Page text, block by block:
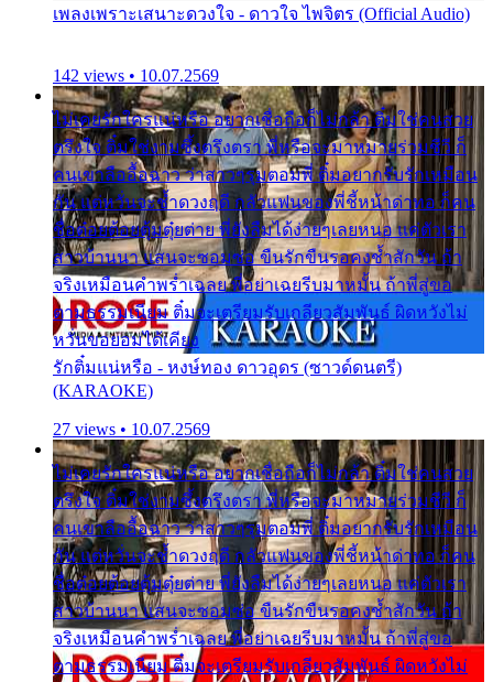
เพลงเพราะเสนาะดวงใจ - ดาวใจ ไพจิตร (Official Audio)
142 views • 10.07.2569
ไม่เคยรักใครแน่หรือ อยากเชื่อถือก็ไม่กล้า ติ๋มใช่คนสวย
ตรึงใจ ติ๋มใช่งามซึ้งตรึงตรา พี่หรือจะมาหมายร่วมชีวี ก็
คนเขาลืออื้อฉาว ว่าสาวๆรุมตอมพี่ ติ๋มอยากรับรักเหมือน
กัน แต่หวั่นจะช้ำดวงฤดี กลัวแฟนของพี่ชี้หน้าด่าทอ ก็คน
ชื่อต๋อยต้อยตุ้มตุ๋ยต่าย พี่ยังลืมได้ง่ายๆเลยหนอ แค่ตัวเรา
สาวบ้านนา แสนจะซอมซ่อ ขืนรักขืนรอคงช้ำสักวัน ถ้า
จริงเหมือนคำพร่ำเฉลย พี่อย่าเฉยรีบมาหมั้น ถ้าพี่สู่ขอ
ตามธรรมเนียม ติ๋มจะเตรียมรับเกลียวสัมพันธ์ ผิดหวังไม่
หวั่นขอยอมได้เคียง
รักติ๋มแน่หรือ - หงษ์ทอง ดาวอุดร (ซาวด์ดนตรี)
(KARAOKE)
27 views • 10.07.2569
ไม่เคยรักใครแน่หรือ อยากเชื่อถือก็ไม่กล้า ติ๋มใช่คนสวย
ตรึงใจ ติ๋มใช่งามซึ้งตรึงตรา พี่หรือจะมาหมายร่วมชีวี ก็
คนเขาลืออื้อฉาว ว่าสาวๆรุมตอมพี่ ติ๋มอยากรับรักเหมือน
กัน แต่หวั่นจะช้ำดวงฤดี กลัวแฟนของพี่ชี้หน้าด่าทอ ก็คน
ชื่อต๋อยต้อยตุ้มตุ๋ยต่าย พี่ยังลืมได้ง่ายๆเลยหนอ แค่ตัวเรา
สาวบ้านนา แสนจะซอมซ่อ ขืนรักขืนรอคงช้ำสักวัน ถ้า
จริงเหมือนคำพร่ำเฉลย พี่อย่าเฉยรีบมาหมั้น ถ้าพี่สู่ขอ
ตามธรรมเนียม ติ๋มจะเตรียมรับเกลียวสัมพันธ์ ผิดหวังไม่